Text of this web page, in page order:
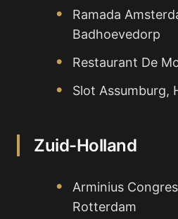
Ramada
Badhoevedorp
Restaurant De
Slot Assumburg,
Zuid-Holland
Arminius
Rotterdam